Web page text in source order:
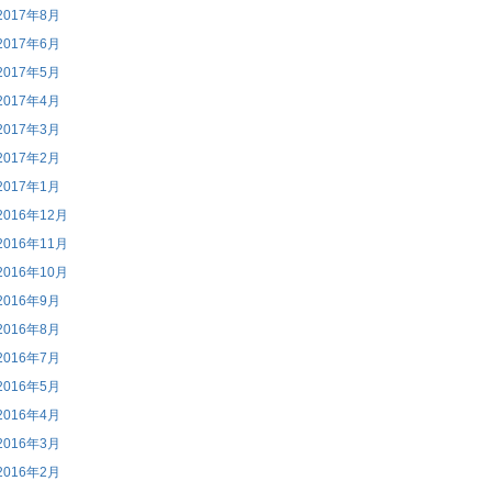
年8月
年6月
年5月
年4月
年3月
年2月
年1月
年12月
年11月
年10月
年9月
年8月
年7月
年5月
年4月
年3月
年2月